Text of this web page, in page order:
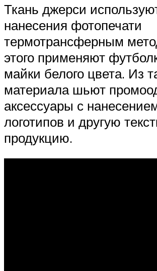
Ткань джерси
нанесения фотопечати
термотрансферным
этого применяют
майки белого цвета. Из
материала шьют
аксессуары с
логотипов и другую
продукцию.